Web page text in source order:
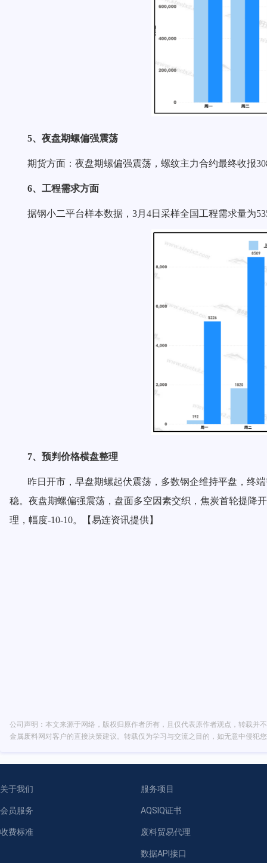
5、夜盘期螺偏强震荡
期货方面：夜盘期螺偏强震荡，螺纹主力合约最终收报
6、工程需求方面
据钢小二平台样本数据，3月4日采样全国工程需求量为
7、预判价格横盘整理
昨日开市，早盘期螺起伏震荡，多数钢企维持平盘，终
稳。夜盘期螺偏强震荡，盘面多空因素交织，焦炭首轮提降
理，幅度-10-10。【易连资讯提供】
公司声明：本文来源于网络，版权归原作者所有，且仅代表原作者观点，转载
金属废料网对客户的直接决策建议。转载仅为学习与交流之目的，如无意中侵犯
关于我们
会员服务
收费标准
服务项目
AQSIQ证书
废料贸易代理
数据API接口